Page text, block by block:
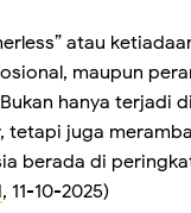
atau
maupun
hanya terjadi
tetapi juga
berada di
, 11-10-2025)